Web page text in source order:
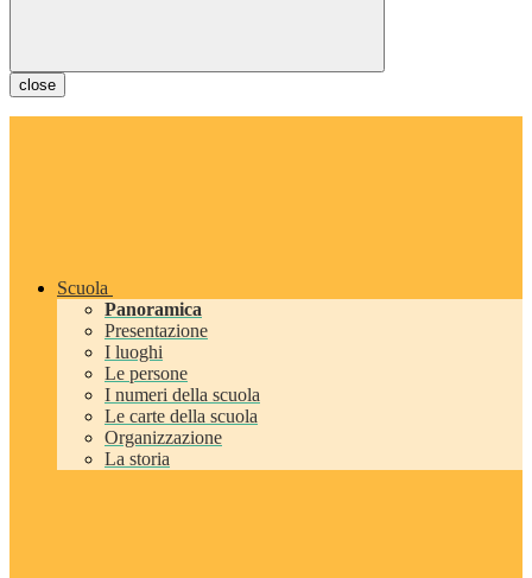
close
Scuola
Panoramica
Presentazione
I luoghi
Le persone
I numeri della scuola
Le carte della scuola
Organizzazione
La storia